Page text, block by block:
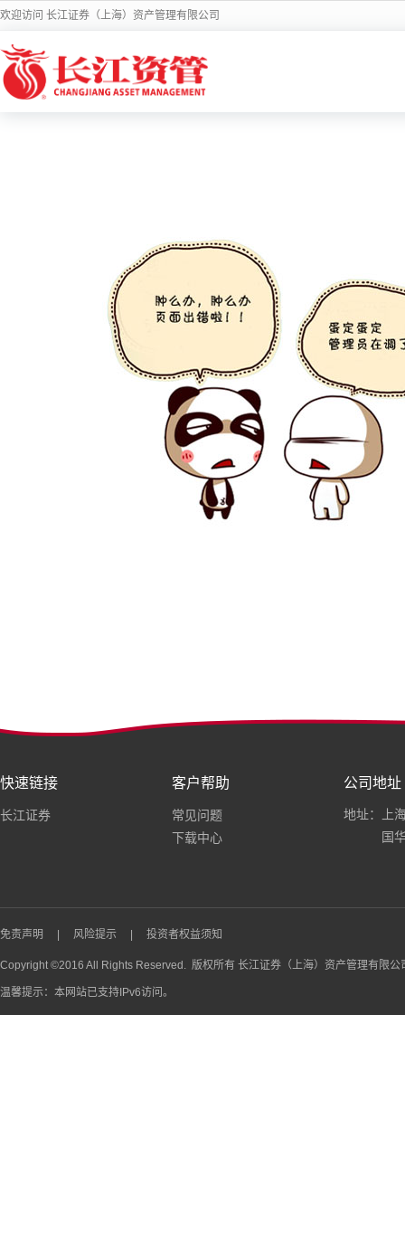
欢迎访问 长江证券（上海）资产管理有限公司
快速链接
长江证券
客户帮助
常见问题
下载中心
公司地址
地址：上
国
免责声明 风险提示 投资者权益须知
Copyright ©2016 All Rights Reserved. 版权所有 长江证券（上海）资产管理有限
温馨提示：本网站已支持IPv6访问。